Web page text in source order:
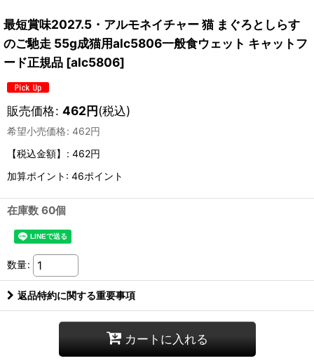
最短賞味2027.5・アルモネイチャー 猫 まぐろとしらす
のご馳走 55g成猫用alc5806一般食ウェット キャットフ
ード正規品 [alc5806]
販売価格: 462円(税込)
希望小売価格: 462円
【税込金額】
: 462円
加算ポイント: 46ポイント
在庫数 60個
数量:
返品特約に関する重要事項
カートに入れる